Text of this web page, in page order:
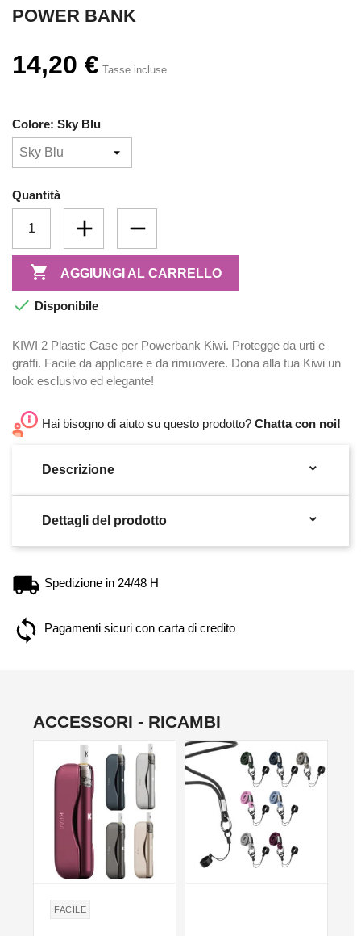
POWER BANK
14,20 € Tasse incluse
Colore: Sky Blu
Quantità
 AGGIUNGI AL CARRELLO
 Disponibile
KIWI 2 Plastic Case per Powerbank Kiwi. Protegge da urti e
graffi. Facile da applicare e da rimuovere. Dona alla tua Kiwi un
look esclusivo ed elegante!
Hai bisogno di aiuto su questo prodotto? Chatta con noi!
Descrizione 
Dettagli del prodotto 
Spedizione in 24/48 H
Pagamenti sicuri con carta di credito
ACCESSORI - RICAMBI
FACILE
NON DISPONIBILE